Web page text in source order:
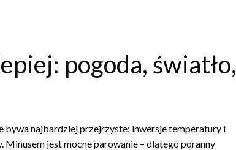
pogoda, światło,
bywa najbardziej przejrzyste; inwersje temperatury i
Minusem jest mocne parowanie – dlatego poranny